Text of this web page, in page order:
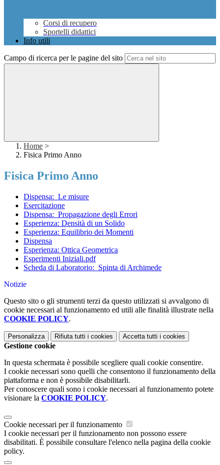
Corsi di recupero
Sportelli didattici
Info utili
Campo di ricerca per le pagine del sito
Home >
Fisica Primo Anno
Fisica Primo Anno
Dispensa:_Le misure
Esercitazione
Dispensa:_Propagazione degli Errori
Esperienza: Densità di un Solido
Esperienza: Equilibrio dei Momenti
Dispensa
Esperienza: Ottica Geometrica
Esperimenti Iniziali.pdf
Scheda di Laboratorio:_Spinta di Archimede
Notizie
Questo sito o gli strumenti terzi da questo utilizzati si avvalgono di
cookie necessari al funzionamento ed utili alle finalità illustrate nella
COOKIE POLICY.
Personalizza Rifiuta tutti i cookies Accetta tutti i cookies
Gestione cookie
In questa schermata è possibile scegliere quali cookie consentire.
I cookie necessari sono quelli che consentono il funzionamento della
piattaforma e non è possibile disabilitarli.
Per conoscere quali sono i cookie necessari al funzionamento potete
visionare la COOKIE POLICY.
Cookie necessari per il funzionamento
I cookie necessari per il funzionamento non possono essere
disabilitati. È possibile consultare l'elenco nella pagina della cookie
policy.